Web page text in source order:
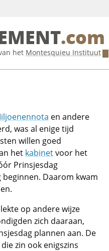
.com
het Montesquieu Instituut
en andere
was al enige tijd
willen goed
het kabinetvoor het
Prinsjesdag
Daarom kwam
op andere wijze
zich daaraan,
plannen aan. De
zin ook enigszins